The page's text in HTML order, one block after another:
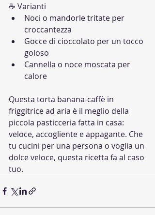
☕ Varianti
Noci o mandorle tritate per
croccantezza
Gocce di cioccolato per un tocco
goloso
Cannella o noce moscata per
calore
Questa torta banana-caffè in
friggitrice ad aria è il meglio della
piccola pasticceria fatta in casa:
veloce, accogliente e appagante. Che
tu cucini per una persona o voglia un
dolce veloce, questa ricetta fa al caso
tuo.